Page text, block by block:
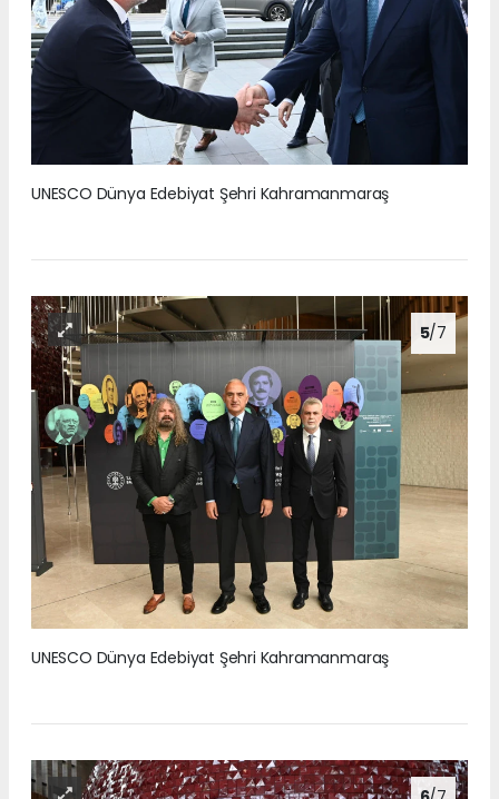
UNESCO Dünya Edebiyat Şehri Kahramanmaraş
5/7
UNESCO Dünya Edebiyat Şehri Kahramanmaraş